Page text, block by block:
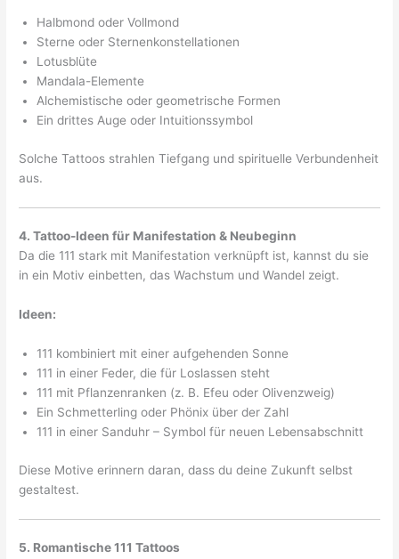
Halbmond oder Vollmond
Sterne oder Sternenkonstellationen
Lotusblüte
Mandala-Elemente
Alchemistische oder geometrische Formen
Ein drittes Auge oder Intuitionssymbol
Solche Tattoos strahlen Tiefgang und spirituelle Verbundenheit
aus.
4. Tattoo-Ideen für Manifestation & Neubeginn
Da die 111 stark mit Manifestation verknüpft ist, kannst du sie
in ein Motiv einbetten, das Wachstum und Wandel zeigt.
Ideen:
111 kombiniert mit einer aufgehenden Sonne
111 in einer Feder, die für Loslassen steht
111 mit Pflanzenranken (z. B. Efeu oder Olivenzweig)
Ein Schmetterling oder Phönix über der Zahl
111 in einer Sanduhr – Symbol für neuen Lebensabschnitt
Diese Motive erinnern daran, dass du deine Zukunft selbst
gestaltest.
5. Romantische 111 Tattoos